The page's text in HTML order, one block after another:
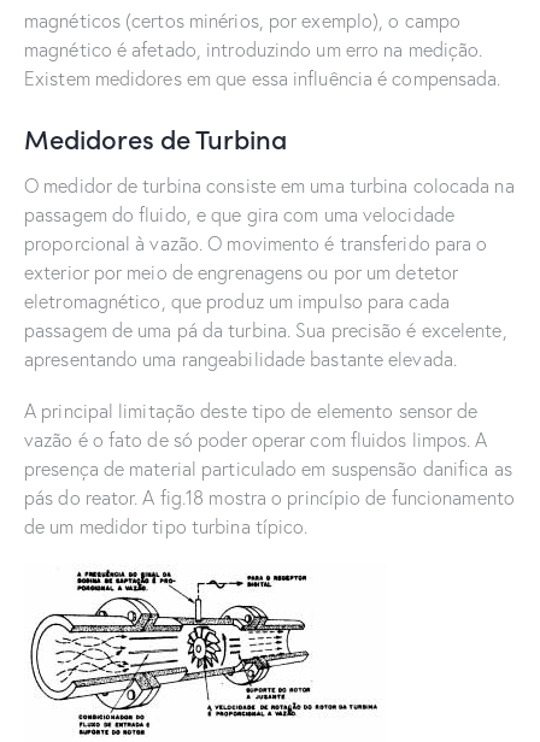
magnéticos (certos minérios, por exemplo), o campo
magnético é afetado, introduzindo um erro na medição.
Existem medidores em que essa influência é compensada.
Medidores de Turbina
O medidor de turbina consiste em uma turbina colocada na
passagem do fluido, e que gira com uma velocidade
proporcional à vazão. O movimento é transferido para o
exterior por meio de engrenagens ou por um detetor
eletromagnético, que produz um impulso para cada
passagem de uma pá da turbina. Sua precisão é excelente,
apresentando uma rangeabilidade bastante elevada.
A principal limitação deste tipo de elemento sensor de
vazão é o fato de só poder operar com fluidos limpos. A
presença de material particulado em suspensão danifica as
pás do reator. A fig.18 mostra o princípio de funcionamento
de um medidor tipo turbina típico.